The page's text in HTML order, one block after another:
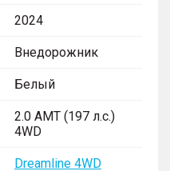
2024
Внедорожник
Белый
2.0 AMT (197 л.с.)
4WD
Dreamline 4WD